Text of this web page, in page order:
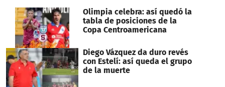
Olimpia celebra: así quedó la
tabla de posiciones de la
Copa Centroamericana
Diego Vázquez da duro revés
con Estelí: así queda el grupo
de la muerte